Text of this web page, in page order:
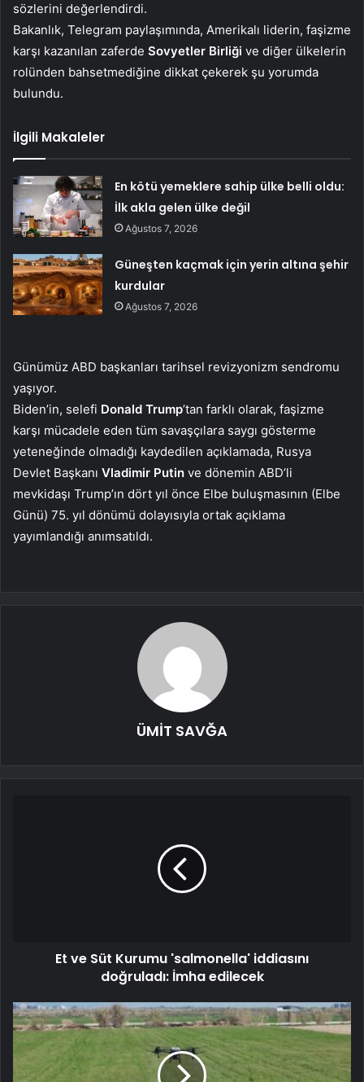
sözlerini değerlendirdi.
Bakanlık, Telegram paylaşımında, Amerikalı liderin, faşizme
karşı kazanılan zaferde Sovyetler Birliği ve diğer ülkelerin
rolünden bahsetmediğine dikkat çekerek şu yorumda
bulundu.
İlgili Makaleler
En kötü yemeklere sahip ülke belli oldu:
İlk akla gelen ülke değil
Ağustos 7, 2026
Güneşten kaçmak için yerin altına şehir
kurdular
Ağustos 7, 2026
Günümüz ABD başkanları tarihsel revizyonizm sendromu
yaşıyor.
Biden’in, selefi Donald Trump’tan farklı olarak, faşizme
karşı mücadele eden tüm savaşçılara saygı gösterme
yeteneğinde olmadığı kaydedilen açıklamada, Rusya
Devlet Başkanı Vladimir Putin ve dönemin ABD’li
mevkidaşı Trump’ın dört yıl önce Elbe buluşmasının (Elbe
Günü) 75. yıl dönümü dolayısıyla ortak açıklama
yayımlandığı anımsatıldı.
ÜMİT SAVĞA
Et ve Süt Kurumu 'salmonella' iddiasını
doğruladı: İmha edilecek